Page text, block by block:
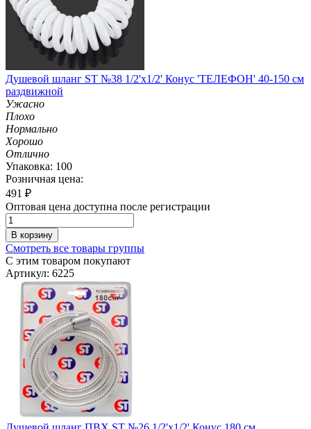
Душевой шланг ST №38 1/2'х1/2' Конус 'ТЕЛЕФОН' 40-150 см
раздвижной
Ужасно
Плохо
Нормально
Хорошо
Отлично
Упаковка: 100
Розничная цена:
491 ₽
Оптовая цена доступна после регистрации
В корзину
Смотреть все товары группы
С этим товаром покупают
Артикул: 6225